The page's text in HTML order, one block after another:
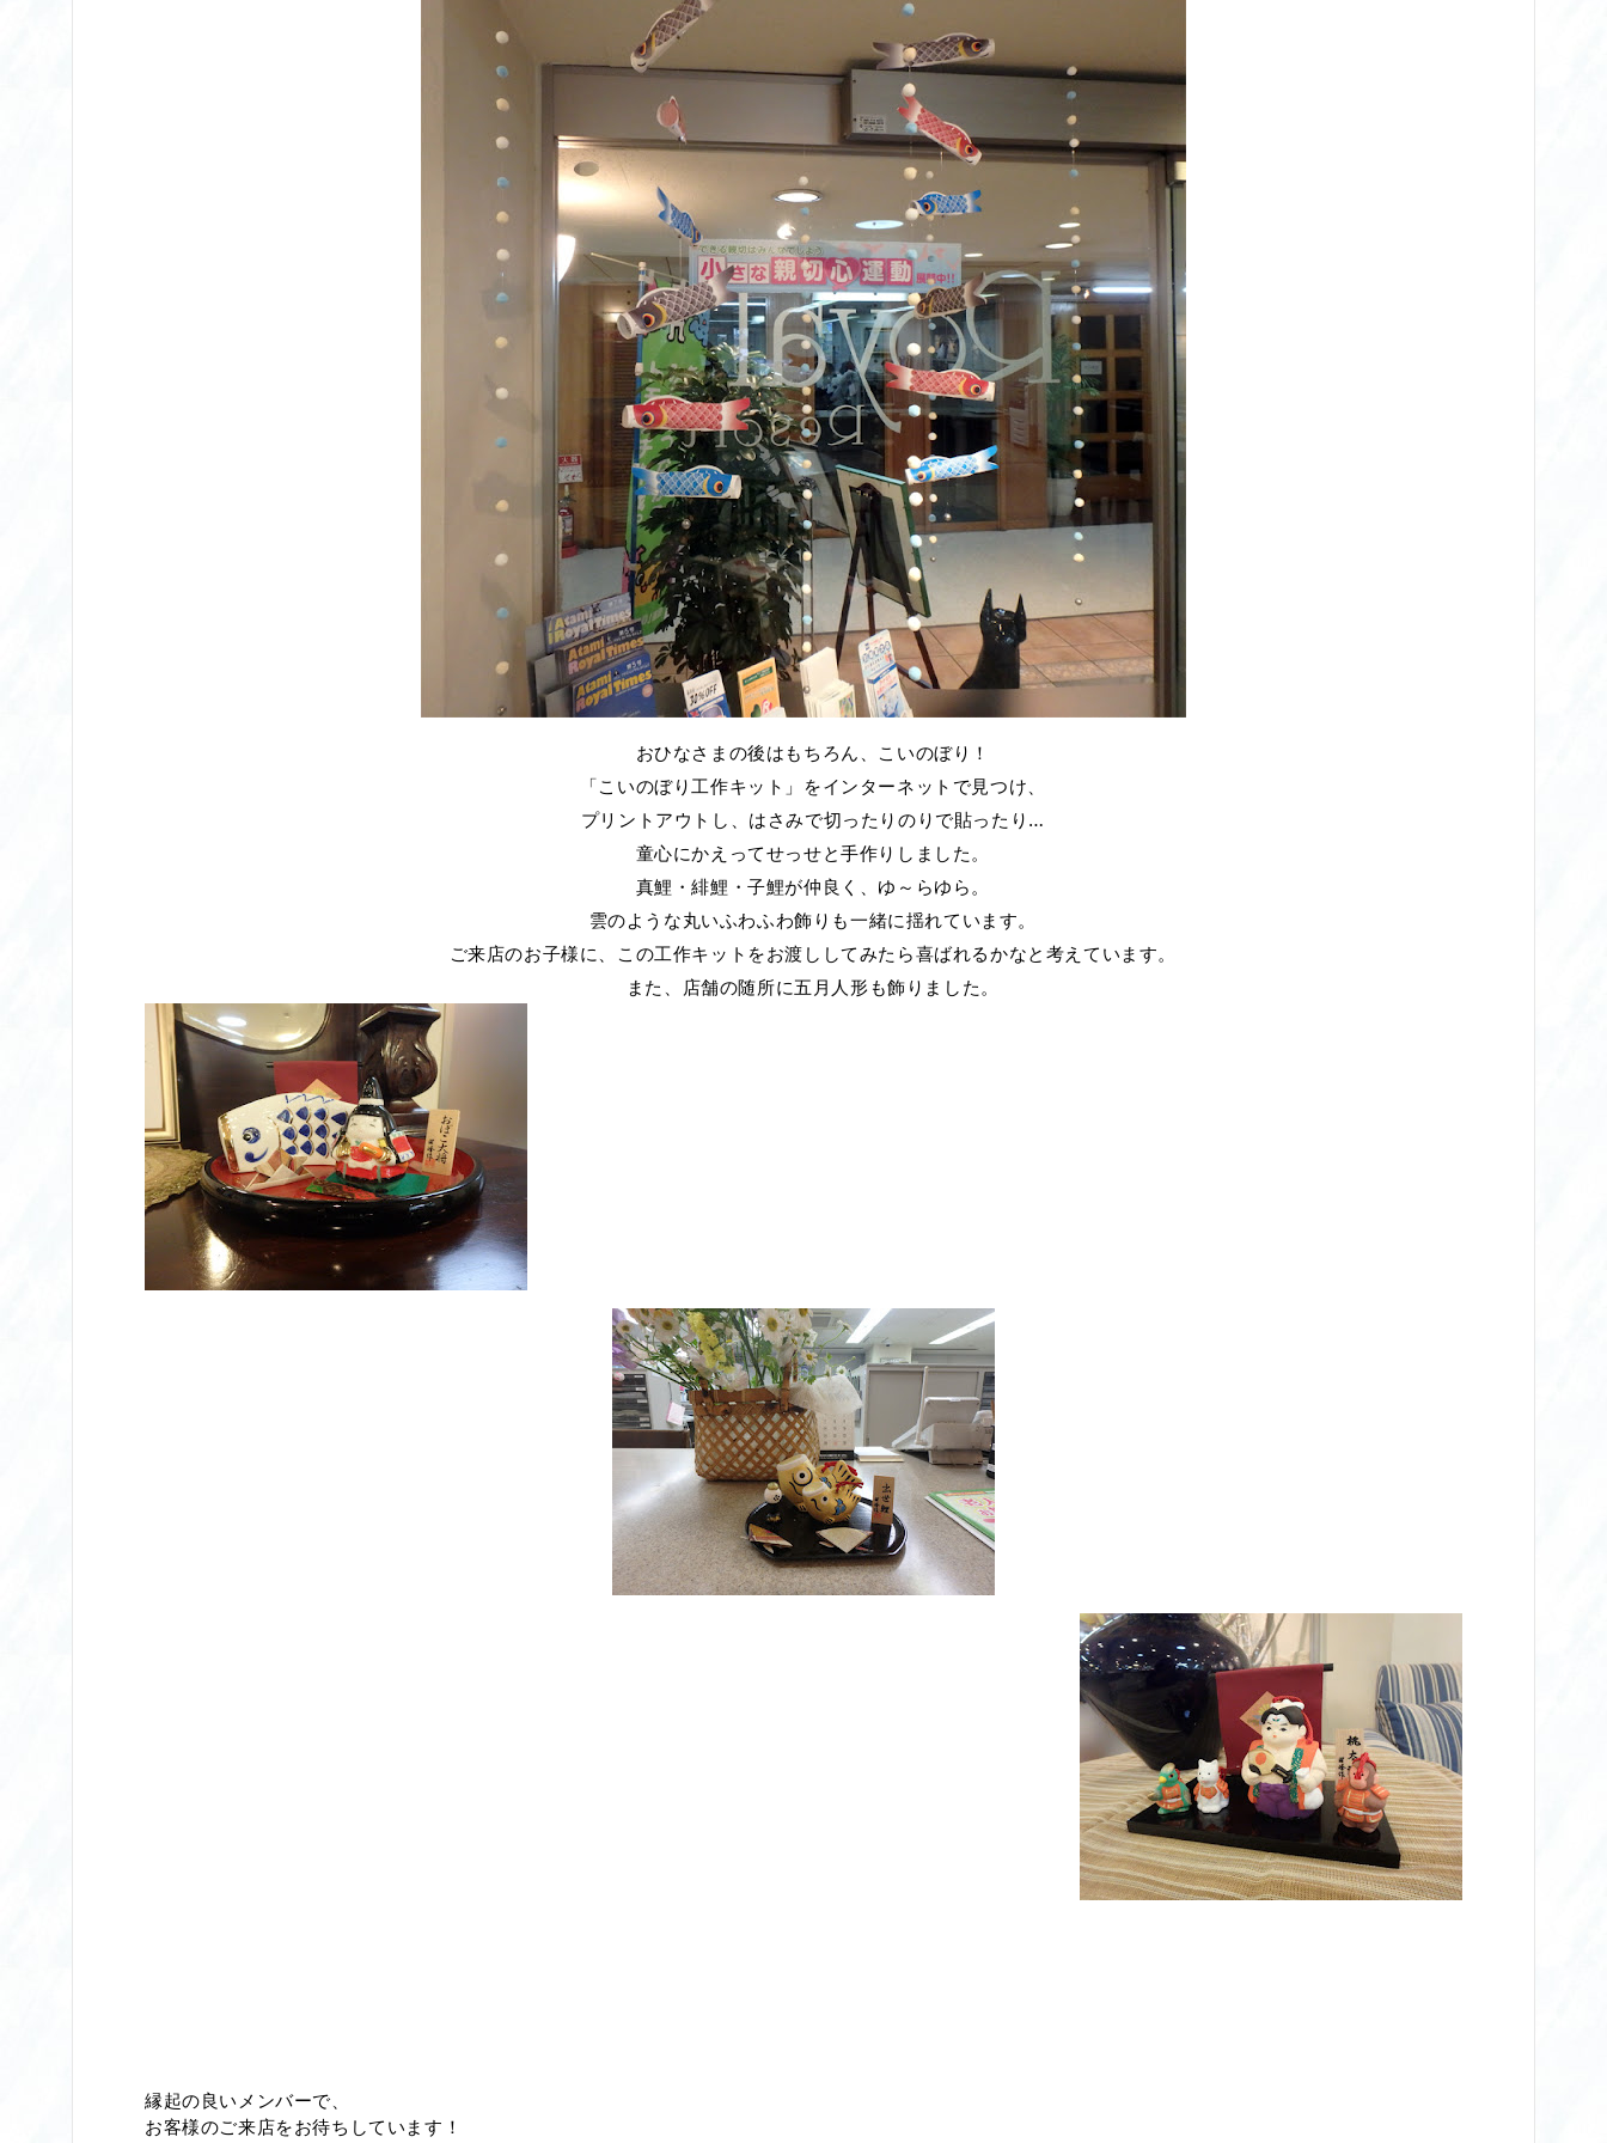
おひなさまの後はもちろん、こいのぼり！
「こいのぼり工作キット」をインターネットで見つけ、
プリントアウトし、はさみで切ったりのりで貼ったり…
童心にかえってせっせと手作りしました。
真鯉・緋鯉・子鯉が仲良く、ゆ～らゆら。
雲のような丸いふわふわ飾りも一緒に揺れています。
ご来店のお子様に、この工作キットをお渡ししてみたら喜ばれるかなと考えています。
また、店舗の随所に五月人形も飾りました。
縁起の良いメンバーで、
お客様のご来店をお待ちしています！